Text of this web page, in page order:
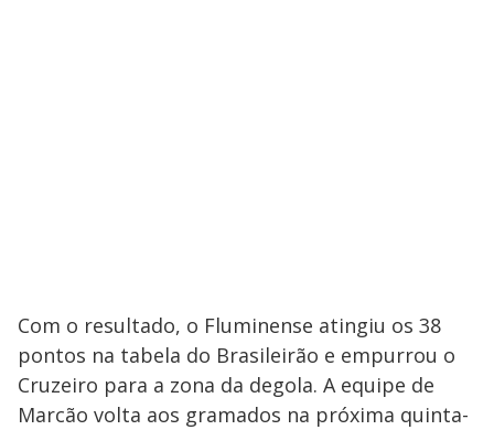
Com o resultado, o Fluminense atingiu os 38
pontos na tabela do Brasileirão e empurrou o
Cruzeiro para a zona da degola. A equipe de
Marcão volta aos gramados na próxima quinta-